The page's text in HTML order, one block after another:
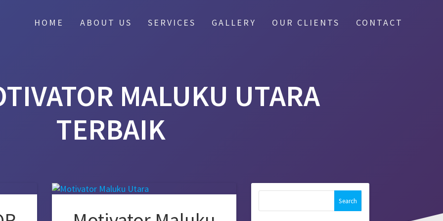
HOME ABOUT US SERVICES GALLERY OUR CLIENTS CONTACT
MALUKU UTARA
TERBAIK